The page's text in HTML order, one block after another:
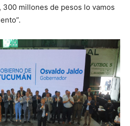
millones de pesos lo vamos